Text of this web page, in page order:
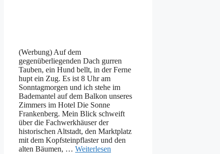
(Werbung) Auf dem
gegenüberliegenden Dach gurren
Tauben, ein Hund bellt, in der Ferne
hupt ein Zug. Es ist 8 Uhr am
Sonntagmorgen und ich stehe im
Bademantel auf dem Balkon unseres
Zimmers im Hotel Die Sonne
Frankenberg. Mein Blick schweift
über die Fachwerkhäuser der
historischen Altstadt, den Marktplatz
mit dem Kopfsteinpflaster und den
alten Bäumen, … Weiterlesen